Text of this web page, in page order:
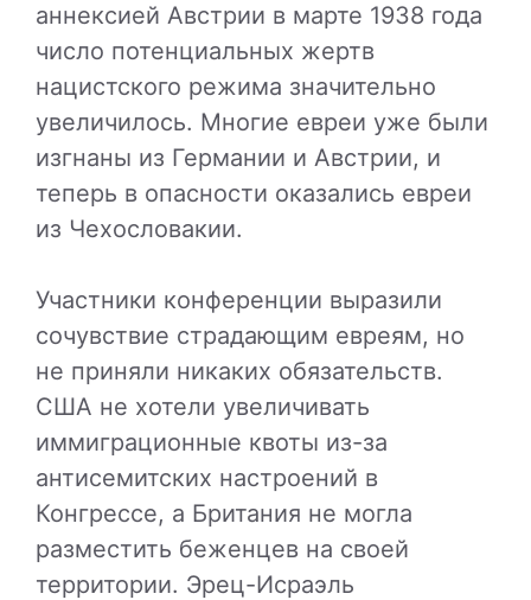
аннексией Австрии в марте 1938 года
число потенциальных жертв
нацистского режима значительно
увеличилось. Многие евреи уже были
изгнаны из Германии и Австрии, и
теперь в опасности оказались евреи
из Чехословакии.
Участники конференции выразили
сочувствие страдающим евреям, но
не приняли никаких обязательств.
США не хотели увеличивать
иммиграционные квоты из-за
антисемитских настроений в
Конгрессе, а Британия не могла
разместить беженцев на своей
территории. Эрец-Исраэль